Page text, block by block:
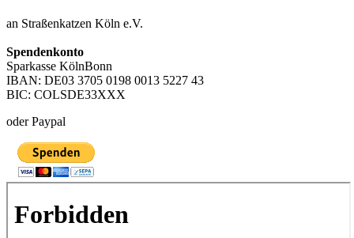
an Straßenkatzen Köln e.V.
Spendenkonto
Sparkasse KölnBonn
IBAN: DE03 3705 0198 0013 5227 43
BIC: COLSDE33XXX
oder Paypal